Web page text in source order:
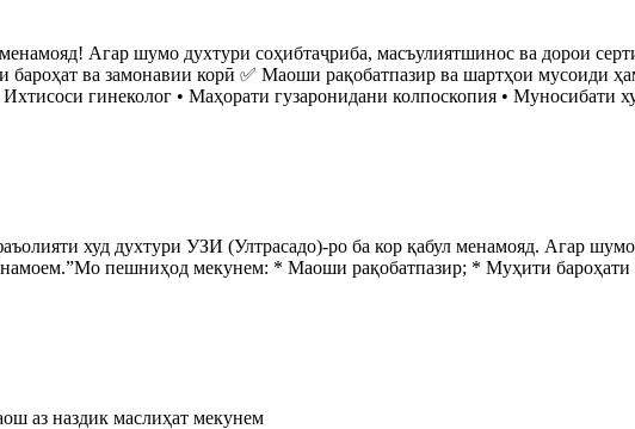
Агар шумо духтури соҳибтаҷриба, масъулиятшинос ва дорои
ва замонавии корӣ ✅ Маоши рақобатпазир ва шартҳои мусоиди
гинеколог • Маҳорати гузаронидани колпоскопия • Муносибати
худ духтури УЗИ (Ултрасадо)-ро ба кор қабул менамояд. Агар
пешниҳод мекунем: * Маоши рақобатпазир; * Муҳити
аз наздик маслиҳат мекунем